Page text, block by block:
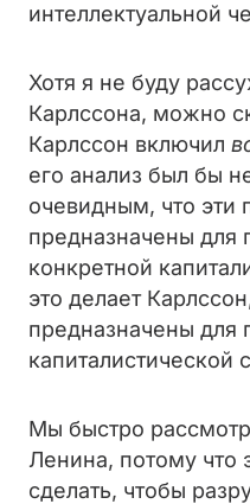
интеллектуальной
Хотя я не буду
Карлссона, можно
Карлссон включил
его анализ был бы
очевидным, что эти
предназначены для
конкретной
это делает
предназначены для
капиталистической
Мы быстро
Ленина, потому что
сделать, чтобы